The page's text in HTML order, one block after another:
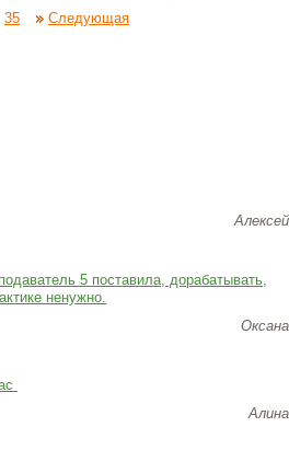
35 Следующая
Алексей
5 поставила, дорабатывать,
ненужно.
Оксана
Алина